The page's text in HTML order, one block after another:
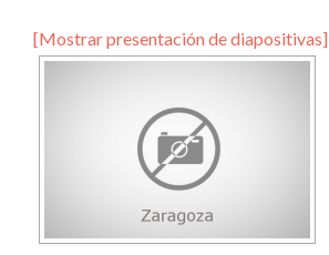
[Mostrar presentación de diapositivas]